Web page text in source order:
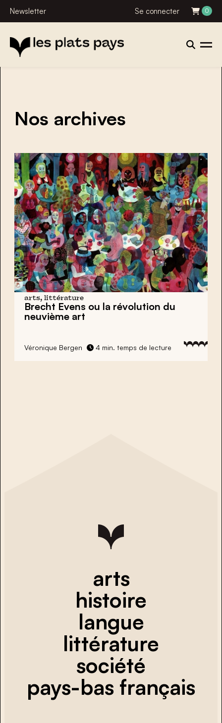
Newsletter Se connecter 0
Nos archives
arts, littérature
Brecht Evens ou la révolution du
neuvième art
Véronique Bergen 4 min. temps de lecture
arts
histoire
langue
littérature
société
pays-bas français